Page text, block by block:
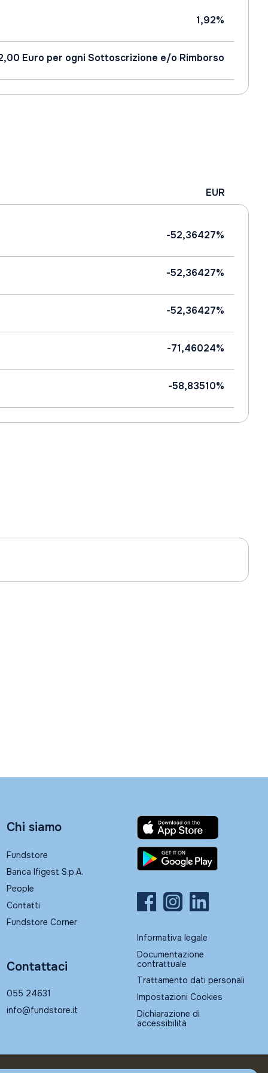
1,92%
Euro per ogni Sottoscrizione e/o Rimborso
EUR
-52,36427%
-52,36427%
-52,36427%
-71,46024%
-58,83510%
Chi siamo
Fundstore
Banca Ifigest S.p.A.
People
Contatti
Fundstore Corner
Contattaci
055 24631
info@fundstore.it
Informativa legale
Documentazione
contrattuale
Trattamento dati personali
Impostazioni Cookies
Dichiarazione di
accessibilità